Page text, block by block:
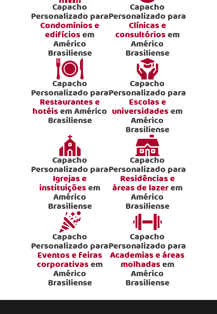
Capacho
Personalizado para
Condomínios e
edifíciosem
Américo
Brasiliense
Capacho
Personalizado para
Clínicas e
consultóriosem
Américo
Brasiliense
Capacho
Personalizado para
Restaurantes e
hotéisem Américo
Brasiliense
Capacho
Personalizado para
Escolas e
universidadesem
Américo
Brasiliense
Capacho
Personalizado para
Igrejas e
instituiçõesem
Américo
Brasiliense
Capacho
Personalizado para
Residências e
áreas de lazerem
Américo
Brasiliense
Capacho
Personalizado para
Eventos e feiras
corporativasem
Américo
Brasiliense
Capacho
Personalizado para
Academias e áreas
molhadasem
Américo
Brasiliense